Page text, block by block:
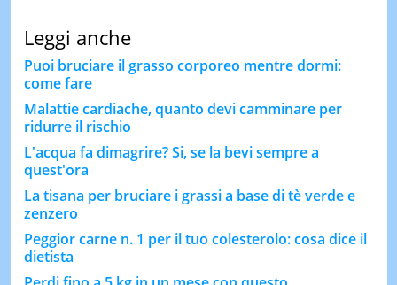
Leggi anche
Puoi bruciare il grasso corporeo mentre dormi:
come fare
Malattie cardiache, quanto devi camminare per
ridurre il rischio
L'acqua fa dimagrire? Si, se la bevi sempre a
quest'ora
La tisana per bruciare i grassi a base di tè verde e
zenzero
Peggior carne n. 1 per il tuo colesterolo: cosa dice il
dietista